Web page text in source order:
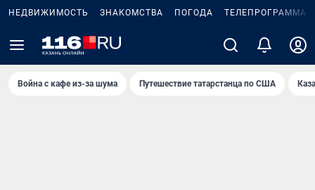
НЕДВИЖИМОСТЬ ЗНАКОМСТВА ПОГОДА ТЕЛЕПРОГРАММА
Война с кафе из-за шума Путешествие татарстанца по США